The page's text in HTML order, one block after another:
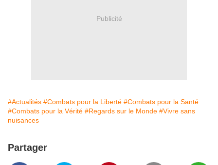
Publicité
#Actualités #Combats pour la Liberté #Combats pour la Santé
#Combats pour la Vérité #Regards sur le Monde #Vivre sans
nuisances
Partager